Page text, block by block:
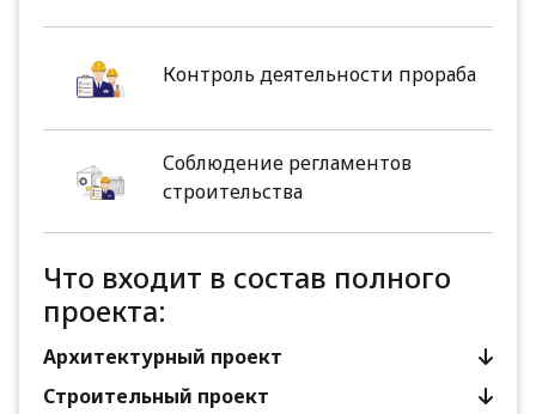
Контроль деятельности прораба
Соблюдение регламентов
строительства
Что входит в состав полного
проекта:
Архитектурный проект
Строительный проект